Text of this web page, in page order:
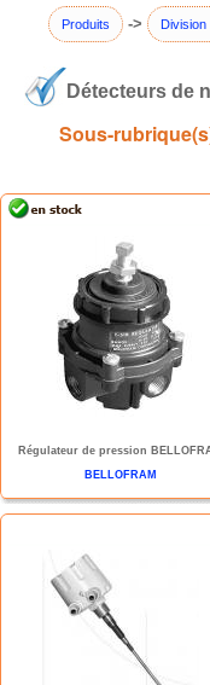
Produits -> Division
Détecteurs de
Sous-
Régulateur de pression
BELLOFRAM